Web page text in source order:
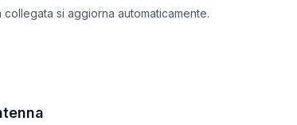
si aggiorna automaticamente.